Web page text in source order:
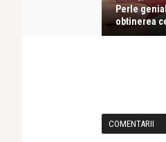
Perle
obtinerea
COMENTARII